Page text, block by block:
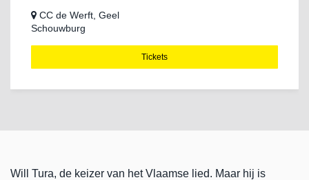
CC de Werft, Geel
Schouwburg
Tickets
Will Tura, de keizer van het Vlaamse lied. Maar hij is